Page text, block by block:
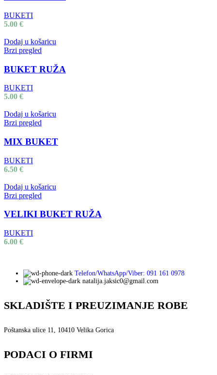
BUKETI
5.00 €
Dodaj u košaricu
Brzi pregled
BUKET RUŽA
BUKETI
5.00 €
Dodaj u košaricu
Brzi pregled
MIX BUKET
BUKETI
6.50 €
Dodaj u košaricu
Brzi pregled
VELIKI BUKET RUŽA
BUKETI
6.00 €
Telefon/WhatsApp/Viber: 091 161 0978
natalija.jaksic0@gmail.com
SKLADIŠTE I PREUZIMANJE ROBE
Poštanska ulice 11, 10410 Velika Gorica
PODACI O FIRMI